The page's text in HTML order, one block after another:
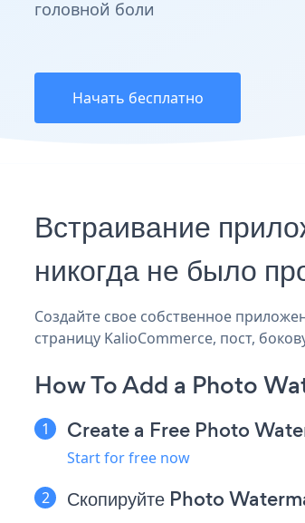
головной боли
Начать бесплатно
Встраивание
никогда не было
Создайте свое собственное
страницу KalioCommerce, пост,
How To Add a Photo
Create a Free Photo
Start for free now
Скопируйте Photo